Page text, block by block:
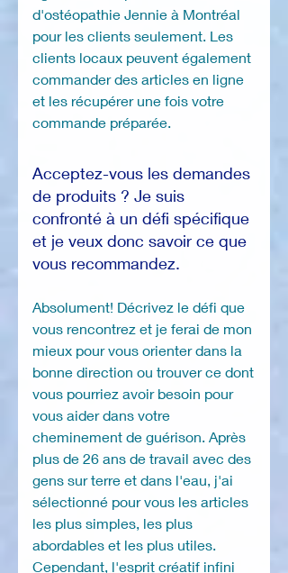
d'ostéopathie Jennie à Montréal
pour les clients seulement. Les
clients locaux peuvent également
commander des articles en ligne
et les récupérer une fois votre
commande préparée.
Acceptez-vous les demandes
de produits ? Je suis
confronté à un défi spécifique
et je veux donc savoir ce que
vous recommandez.
Absolument! Décrivez le défi que
vous rencontrez et je ferai de mon
mieux pour vous orienter dans la
bonne direction ou trouver ce dont
vous pourriez avoir besoin pour
vous aider dans votre
cheminement de guérison. Après
plus de 26 ans de travail avec des
gens sur terre et dans l'eau, j'ai
sélectionné pour vous les articles
les plus simples, les plus
abordables et les plus utiles.
Cependant, l'esprit créatif infini